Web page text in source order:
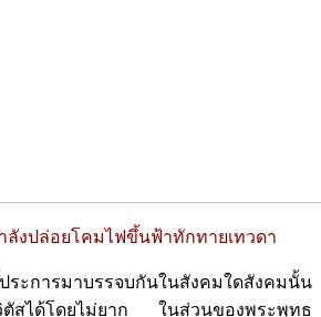
ลังปล่อยโคมไฟขึ้นฟ้าทักทายเทวดา
การมาบรรจบกันในสังคมใดสังคมนั้น
ตัสได้โดยไม่ยาก ในส่วนของพระพุทธ